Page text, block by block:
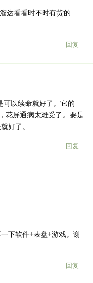
达看看时不时有货的
回复
以续命就好了。它的
花屏通病太难受了。要是
好了。
回复
下软件+表盘+游戏。谢
回复